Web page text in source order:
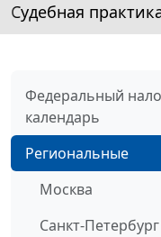
Судебная
Федеральный
календарь
Региональные
Москва
Санкт-Петербург